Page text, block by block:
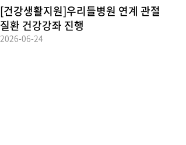
[건강생활지원]우리들병원 연계 관절
질환 건강강좌 진행
2026-06-24